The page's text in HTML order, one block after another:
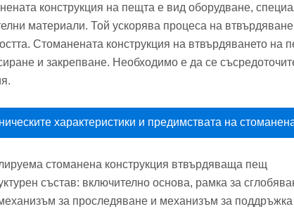
конструкция на пещта е вид оборудване,
материали. Той ускорява процеса на
Стоманената конструкция на втвърдяването
и закрепване. Необходимо е да се
характеристики и предимствата на
стоманена конструкция втвърдяваща пещ
състав: включително основа, рамка за
за проследяване и механизъм за поддръжка